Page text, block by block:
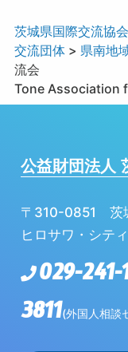
茨城県国際交流協会
交流団体 > 県南地
流会
Tone Association
公益財団法人
〒310-0851 茨
ヒロサワ・シテ
029-241-
3811(外国人相談